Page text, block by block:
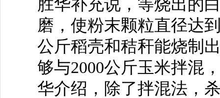
胜华补充说，等烧出的
磨，使粉末颗粒直径达
公斤稻壳和秸秆能烧制
够与2000公斤玉米拌混
华介绍，除了拌混法，